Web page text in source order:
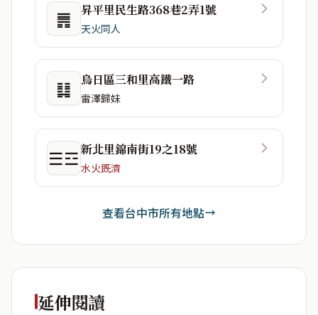
䷠ 昇平里民生路368巷2弄1號
天火同人
䷆ 烏日區三和里高鐵一路
雷澤歸妹
☰☲新北里錦南街19之18號
水火既濟
查看台中市所有地點
延伸閱讀